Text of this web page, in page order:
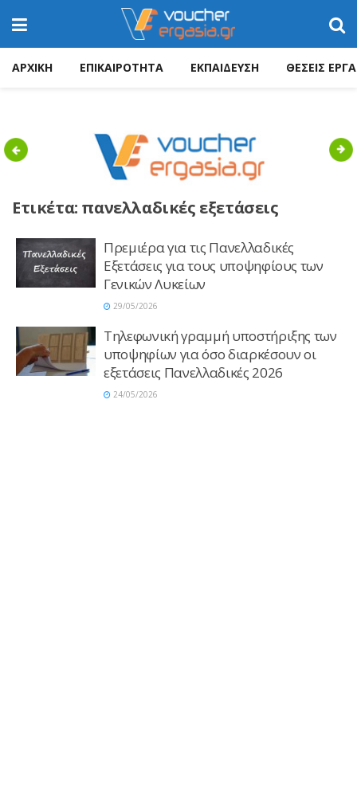
ΑΡΧΙΚΗ ΕΠΙΚΑΙΡΟΤΗΤΑ ΕΚΠΑΙΔΕΥΣΗ ΘΕΣΕΙΣ
Previous
Ετικέτα: πανελλαδικές εξετάσεις
Πρεμιέρα για τις Πανελλαδικές
Εξετάσεις για τους υποψηφίους των
Γενικών Λυκείων
29/05/2026
Τηλεφωνική γραμμή υποστήριξης των
υποψηφίων για όσο διαρκέσουν οι
εξετάσεις Πανελλαδικές 2026
24/05/2026